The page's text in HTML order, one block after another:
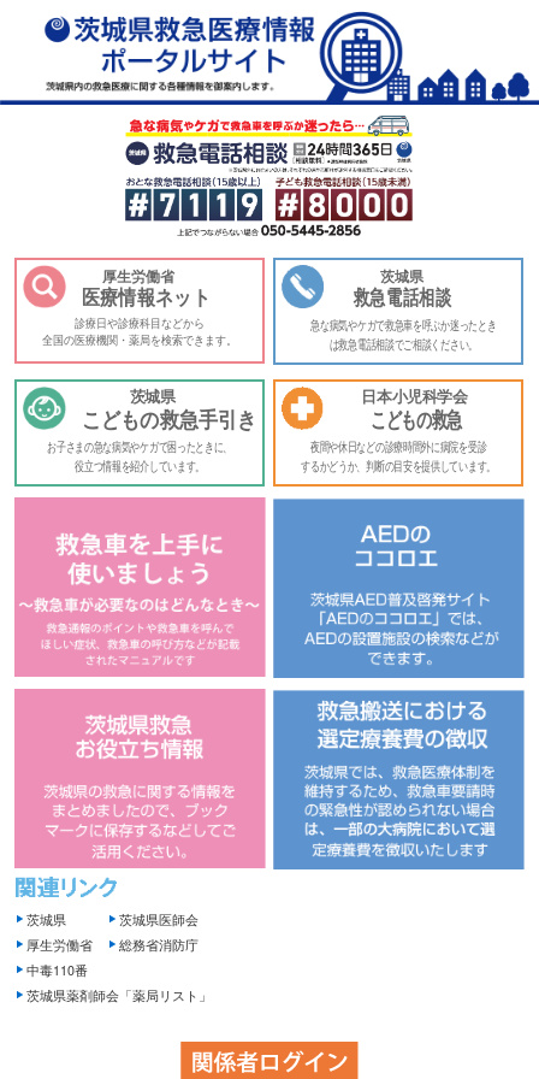
厚生労働省
医療情報ネット
診療日や診療科目などから
全国の医療機関・薬局を検索できます。
茨城県
救急電話相談
急な病気やケガで救急車を呼ぶか迷ったとき
は救急電話相談でご相談ください。
茨城県
こどもの救急手引き
お子さまの急な病気やケガで困ったときに、
役立つ情報を紹介しています。
日本小児科学会
こどもの救急
夜間や休日などの診療時間外に病院を受診
するかどうか、判断の目安を提供しています。
茨城県
茨城県医師会
厚生労働省
総務省消防庁
中毒110番
茨城県薬剤師会「薬局リスト」